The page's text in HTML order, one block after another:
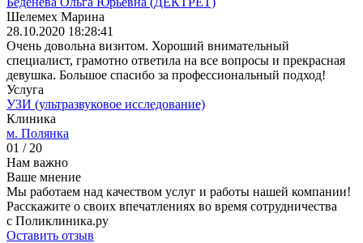
Шелемех Марина
28.10.2020 18:28:41
Очень довольна визитом. Хороший внимательный
специалист, грамотно ответила на все вопросы и прекрасная
девушка. Большое спасибо за профессиональный подход!
Услуга
УЗИ (ультразвуковое исследование)
Клиника
м. Полянка
01 / 20
Нам важно
Ваше мнение
Мы работаем над качеством услуг и работы нашей компании!
Расскажите о своих впечатлениях во время сотрудничества
с Поликлиника.ру
Оставить отзыв